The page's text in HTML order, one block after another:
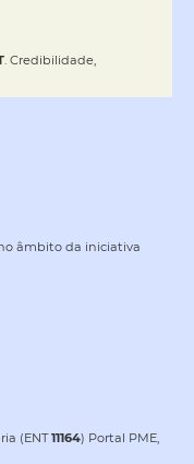
. Credibilidade,
âmbito da iniciativa
(ENT11164) Portal PME,